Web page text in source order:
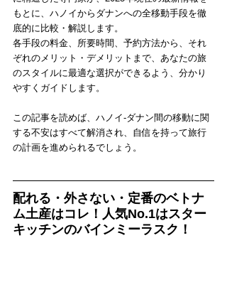
もとに、ハノイからダナンへの全移動手段を徹
底的に比較・解説します。
各手段の料金、所要時間、予約方法から、それ
ぞれのメリット・デメリットまで、あなたの旅
のスタイルに最適な選択ができるよう、分かり
やすくガイドします。
この記事を読めば、ハノイ-ダナン間の移動に関
する不安はすべて解消され、自信を持って旅行
の計画を進められるでしょう。
配れる・外さない・定番のベトナ
ム土産はコレ！人気No.1はスター
キッチンのバインミーラスク！